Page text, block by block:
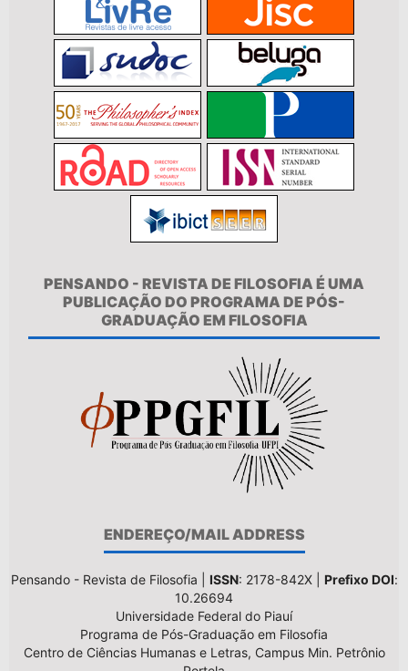
PENSANDO - REVISTA DE FILOSOFIA É UMA
PUBLICAÇÃO DO PROGRAMA DE PÓS-
GRADUAÇÃO EM FILOSOFIA
ENDEREÇO/MAIL ADDRESS
Pensando - Revista de Filosofia | ISSN: 2178-842X | Prefixo DOI:
10.26694
Universidade Federal do Piauí
Programa de Pós-Graduação em Filosofia
Centro de Ciências Humanas e Letras, Campus Min. Petrônio